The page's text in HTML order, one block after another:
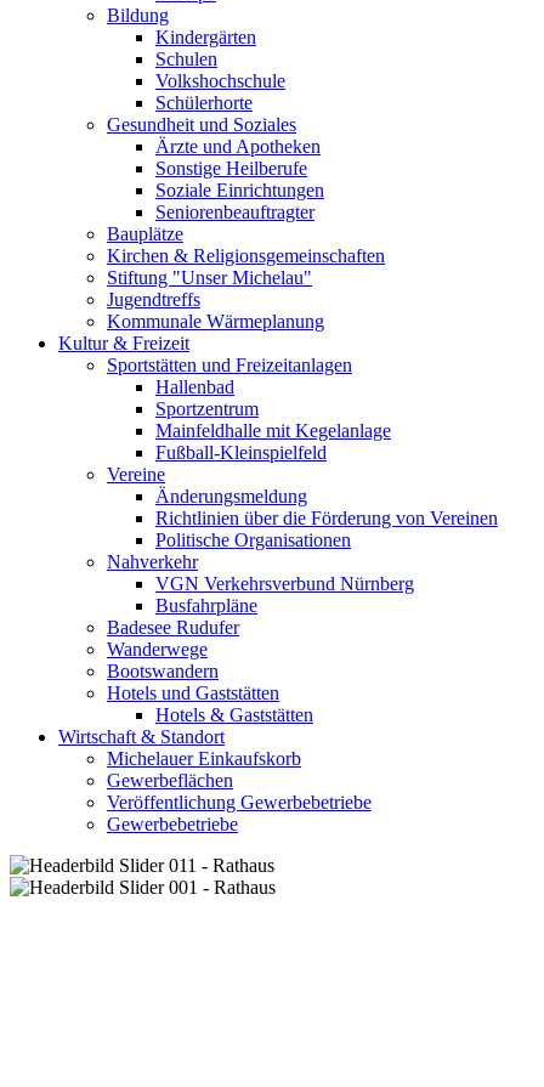
Bildung
Kindergärten
Schulen
Volkshochschule
Schülerhorte
Gesundheit und Soziales
Ärzte und Apotheken
Sonstige Heilberufe
Soziale Einrichtungen
Seniorenbeauftragter
Bauplätze
Kirchen & Religionsgemeinschaften
Stiftung "Unser Michelau"
Jugendtreffs
Kommunale Wärmeplanung
Kultur & Freizeit
Sportstätten und Freizeitanlagen
Hallenbad
Sportzentrum
Mainfeldhalle mit Kegelanlage
Fußball-Kleinspielfeld
Vereine
Änderungsmeldung
Richtlinien über die Förderung von Vereinen
Politische Organisationen
Nahverkehr
VGN Verkehrsverbund Nürnberg
Busfahrpläne
Badesee Rudufer
Wanderwege
Bootswandern
Hotels und Gaststätten
Hotels & Gaststätten
Wirtschaft & Standort
Michelauer Einkaufskorb
Gewerbeflächen
Veröffentlichung Gewerbebetriebe
Gewerbebetriebe